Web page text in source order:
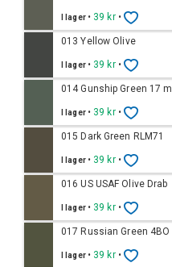
I lager • 39 kr •
013 Yellow Olive
I lager • 39 kr •
014 Gunship Green 17 ml
I lager • 39 kr •
015 Dark Green RLM71
I lager • 39 kr •
016 US USAF Olive Drab
I lager • 39 kr •
017 Russian Green 4BO
I lager • 39 kr •